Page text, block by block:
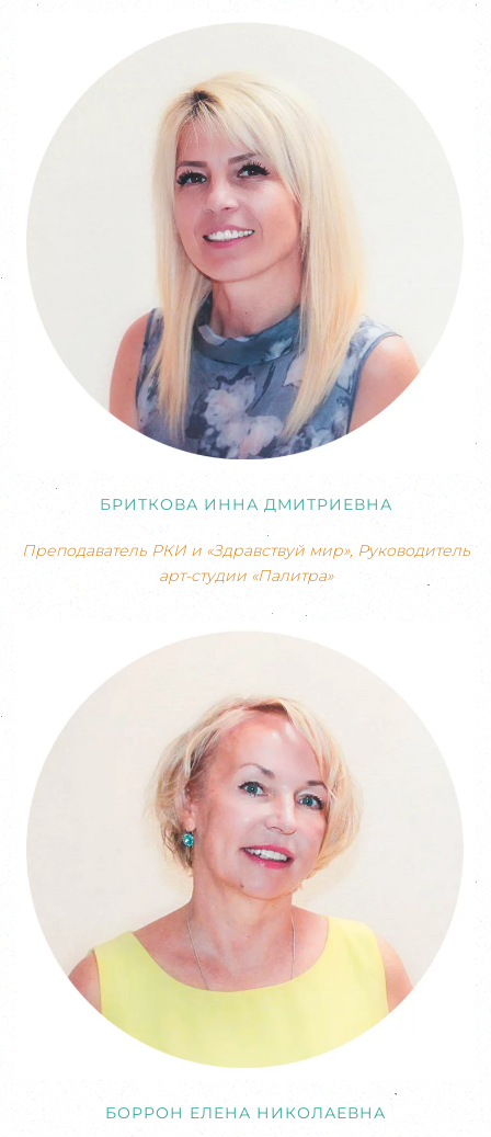
БРИТКОВА ИННА ДМИТРИЕВНА
Преподаватель РКИ и «Здравствуй мир», Руководитель
арт-студии «Палитра»
БОРРОН ЕЛЕНА НИКОЛАЕВНА